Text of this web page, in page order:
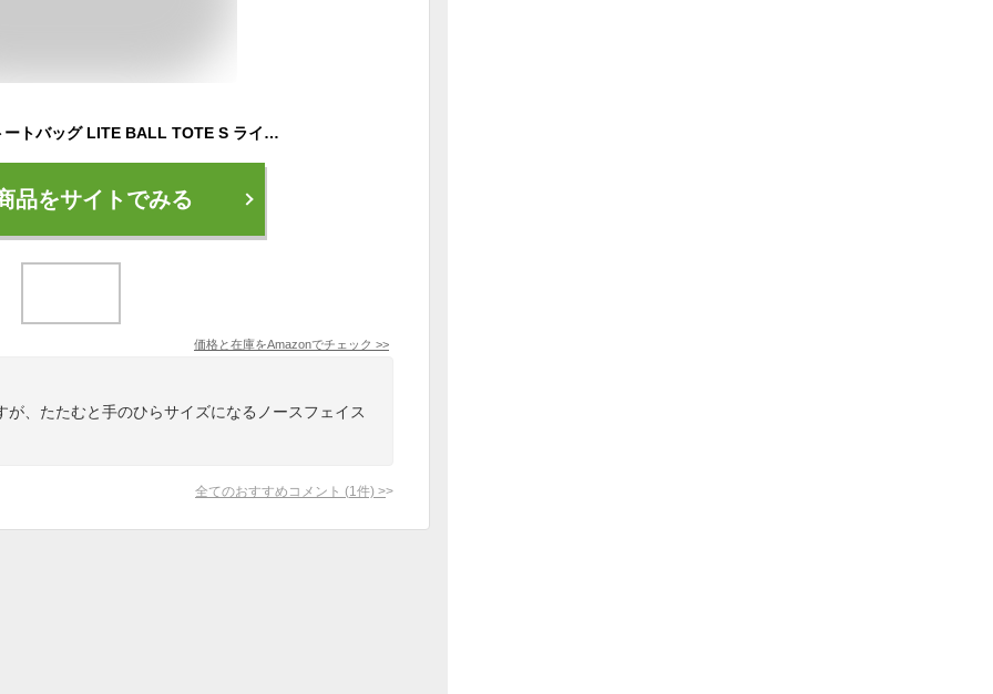
[ザノースフェイス] トートバッグ LITE BALL TOTE S ライトボールトートS NM82160 ユニセックス ブラック
品をサイトでみる
価格と在庫をAmazonでチェック >>
、たたむと手のひらサイズになるノースフェイス
全てのおすすめコメント (1 件) >